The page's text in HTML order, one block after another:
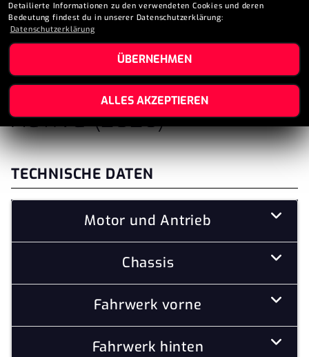
PEUGEOT TWEET 125
ACTIVE (2026)
TECHNISCHE DATEN
Motor und Antrieb
Chassis
Fahrwerk vorne
Fahrwerk hinten
Detailierte Informationen zu den verwendeten Cookies und deren
Bedeutung findest du in unserer Datenschutzerklärung:
Datenschutzerklärung
ÜBERNEHMEN
ALLES AKZEPTIEREN